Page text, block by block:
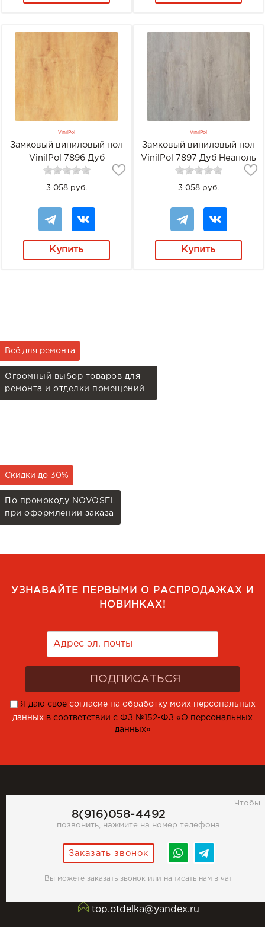
VinilPol
Замковый виниловый пол
VinilPol 7896 Дуб
Флоренция
3 058 руб.
Купить
VinilPol
Замковый виниловый пол
VinilPol 7897 Дуб Неаполь
3 058 руб.
Купить
Всё для ремонта
Огромный выбор товаров для
ремонта и отделки помещений
Скидки до 30%
По промокоду NOVOSEL
при оформлении заказа
УЗНАВАЙТЕ ПЕРВЫМИ О РАСПРОДАЖАХ И
НОВИНКАХ!
Я даю свое согласие на обработку моих персональных
данных в соответствии с ФЗ №152-ФЗ «О персональных
данных»
8(916)058-4492
Чтобы
позвонить, нажмите на номер телефона
Заказать звонок
Вы можете заказать звонок или написать нам в чат
top.otdelka@yandex.ru